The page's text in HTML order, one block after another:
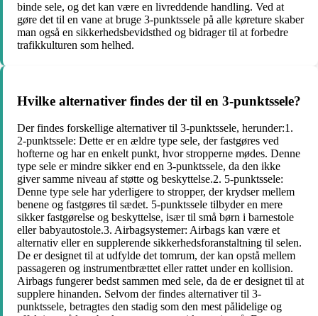
binde sele, og det kan være en livreddende handling. Ved at
gøre det til en vane at bruge 3-punktssele på alle køreture skaber
man også en sikkerhedsbevidsthed og bidrager til at forbedre
trafikkulturen som helhed.
Hvilke alternativer findes der til en 3-punktssele?
Der findes forskellige alternativer til 3-punktssele, herunder:1.
2-punktssele: Dette er en ældre type sele, der fastgøres ved
hofterne og har en enkelt punkt, hvor stropperne mødes. Denne
type sele er mindre sikker end en 3-punktssele, da den ikke
giver samme niveau af støtte og beskyttelse.2. 5-punktssele:
Denne type sele har yderligere to stropper, der krydser mellem
benene og fastgøres til sædet. 5-punktssele tilbyder en mere
sikker fastgørelse og beskyttelse, især til små børn i barnestole
eller babyautostole.3. Airbagsystemer: Airbags kan være et
alternativ eller en supplerende sikkerhedsforanstaltning til selen.
De er designet til at udfylde det tomrum, der kan opstå mellem
passageren og instrumentbrættet eller rattet under en kollision.
Airbags fungerer bedst sammen med sele, da de er designet til at
supplere hinanden. Selvom der findes alternativer til 3-
punktssele, betragtes den stadig som den mest pålidelige og